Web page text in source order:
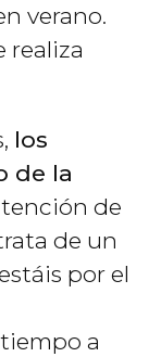
verano.
realiza
los
de la
de
de un
por el
a